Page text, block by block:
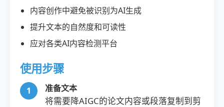
内容创作中避免被识别为AI生成
提升文本的自然度和可读性
应对各类AI内容检测平台
使用步骤
准备文本
将需要降AIGC的论文内容或段落复制到剪